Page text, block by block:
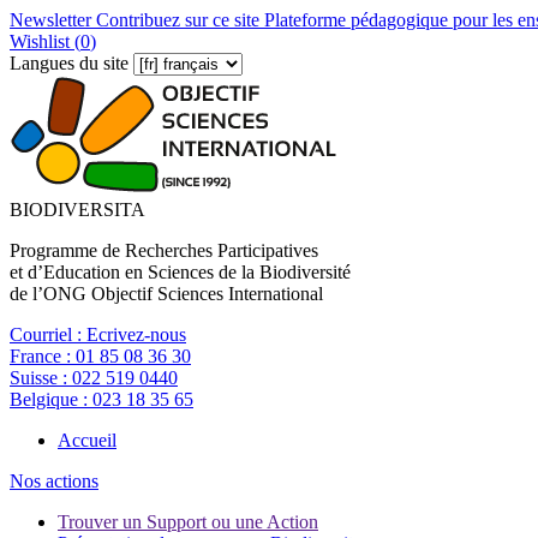
NewsletterContribuez sur ce site Plateforme pédagogique pour les
Wishlist (0)
Langues du site
BIODIVERSITA
Programme de Recherches Participatives
et d’Education en Sciences de la Biodiversité
de l’ONG Objectif Sciences International
Courriel : Ecrivez-nous
France : 01 85 08 36 30
Suisse : 022 519 0440
Belgique : 023 18 35 65
Accueil
Nos actions
Trouver un Support ou une Action